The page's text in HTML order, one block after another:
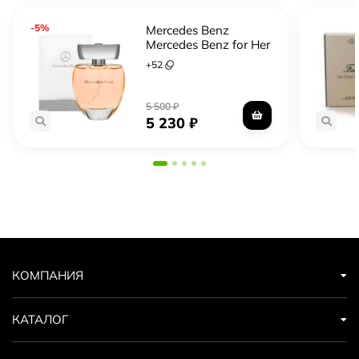
-5%
Mercedes Benz
Mercedes Benz for Her
+52
5 500₽
5 230₽
КОМПАНИЯ
КАТАЛОГ